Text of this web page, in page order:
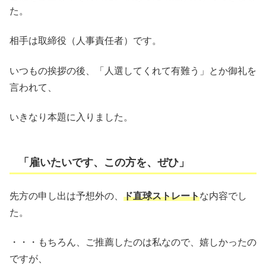
た。
相手は取締役（人事責任者）です。
いつもの挨拶の後、「人選してくれて有難う」とか御礼を
言われて、
いきなり本題に入りました。
「雇いたいです、この方を、ぜひ」
先方の申し出は予想外の、 ド直球ストレートな内容でし
た。
・・・もちろん、ご推薦したのは私なので、嬉しかったの
ですが、